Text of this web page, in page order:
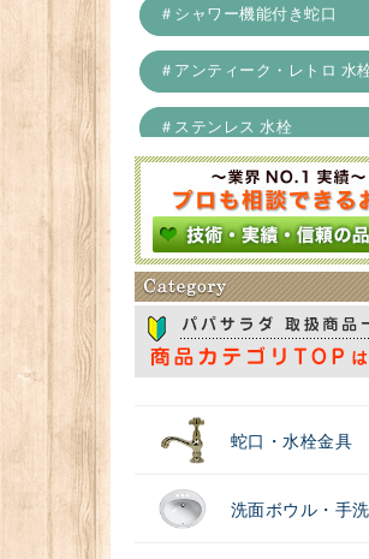
＃シャワー機能付き蛇口
＃アンティーク・レトロ 水
＃ステンレス 水栓
＃浄水器
蛇口・水栓金具
洗面ボウル・手